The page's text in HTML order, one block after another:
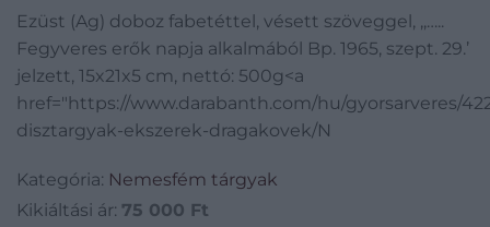
szept. 29.’ jelzett, 15x21x5
cm, nettó: 500g
Ezüst (Ag) doboz fabetéttel, vésett szöveggel, ,,…..
Fegyveres erők napja alkalmából Bp. 1965, szept. 29.’
jelzett, 15x21x5 cm, nettó: 500g<a
href="https://www.darabanth.com/hu/gyorsarveres/
disztargyak-ekszerek-dragakovek/N
Kategória: Nemesfém tárgyak
Kikiáltási ár: 75 000 Ft